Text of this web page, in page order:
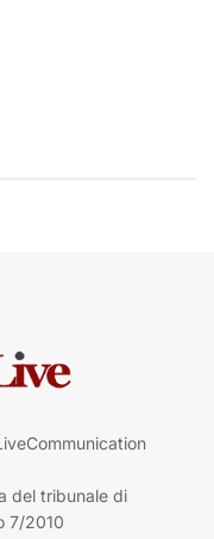
del tribunale di
7/2010